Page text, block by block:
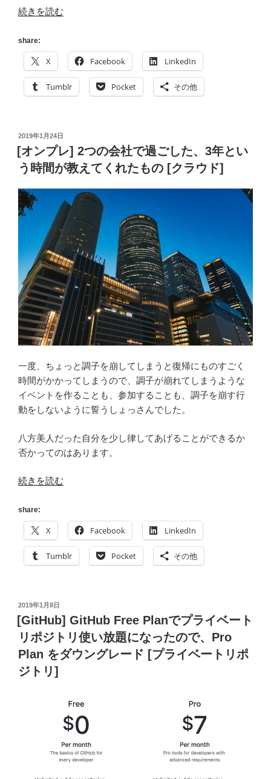
“[12Factor]
テ
ー
ト
ス
プ
リ
ケ
シ
ョ
発
の
考
え
方
と
実
方
の
続きを読む
share:
X Facebook LinkedIn
Tumblr Pocket その他
投
稿
日:
2019年1月24日
[オンプレ] 2つの会社で過ごした、3年とい
う時間が教えてくれたもの [クラウド]
一度、ちょっと調子を崩してしまうと復帰にものすごく
時間がかかってしまうので、調子が崩れてしまうような
イベントを作ることも、参加することも、調子を崩す行
動をしないように誓うしょっさんでした。
八方美人だった自分を少し律してあげることができるか
否かってのはあります。
“[オ
プ
レ]
の
で
過
ご
し
た、
続きを読む
share:
X Facebook LinkedIn
Tumblr Pocket その他
投
稿
日:
2019年1月8日
[GitHub] GitHub Free Planでプライベート
リポジトリ使い放題になったので、Pro
Plan をダウングレード [プライベートリポ
ジトリ]